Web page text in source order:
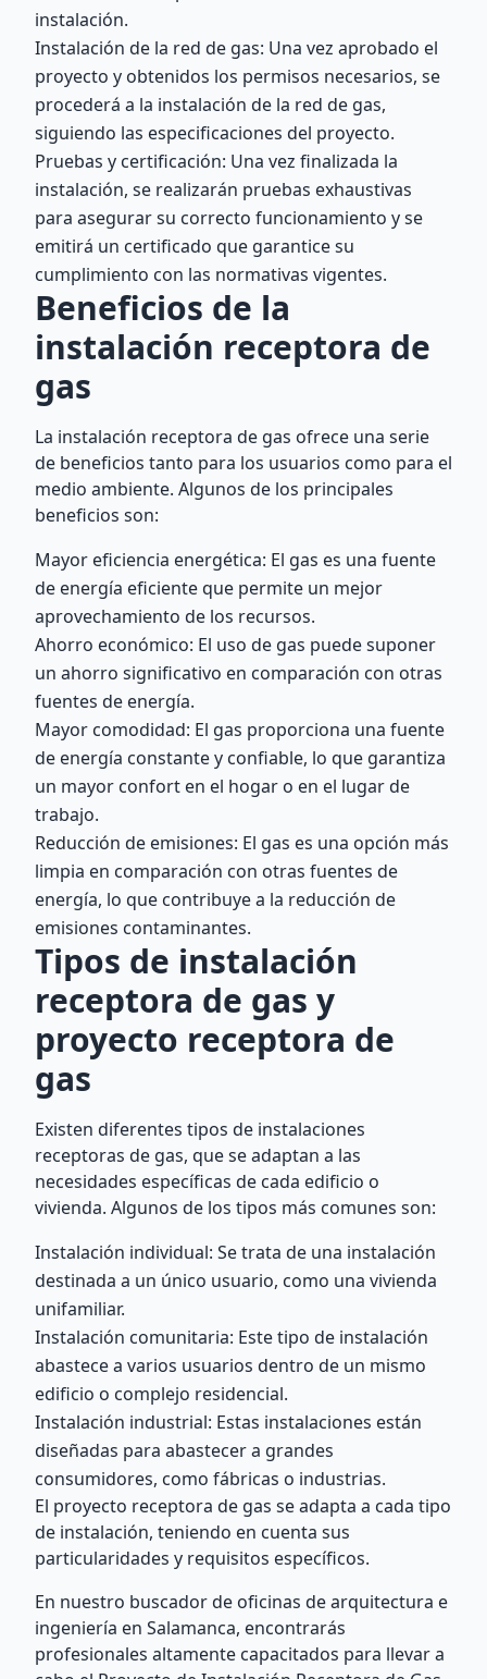
instalación.
Instalación de la red de gas: Una vez aprobado el
proyecto y obtenidos los permisos necesarios, se
procederá a la instalación de la red de gas,
siguiendo las especificaciones del proyecto.
Pruebas y certificación: Una vez finalizada la
instalación, se realizarán pruebas exhaustivas
para asegurar su correcto funcionamiento y se
emitirá un certificado que garantice su
cumplimiento con las normativas vigentes.
Beneficios de la
instalación receptora de
gas
La instalación receptora de gas ofrece una serie
de beneficios tanto para los usuarios como para el
medio ambiente. Algunos de los principales
beneficios son:
Mayor eficiencia energética: El gas es una fuente
de energía eficiente que permite un mejor
aprovechamiento de los recursos.
Ahorro económico: El uso de gas puede suponer
un ahorro significativo en comparación con otras
fuentes de energía.
Mayor comodidad: El gas proporciona una fuente
de energía constante y confiable, lo que garantiza
un mayor confort en el hogar o en el lugar de
trabajo.
Reducción de emisiones: El gas es una opción más
limpia en comparación con otras fuentes de
energía, lo que contribuye a la reducción de
emisiones contaminantes.
Tipos de instalación
receptora de gas y
proyecto receptora de
gas
Existen diferentes tipos de instalaciones
receptoras de gas, que se adaptan a las
necesidades específicas de cada edificio o
vivienda. Algunos de los tipos más comunes son:
Instalación individual: Se trata de una instalación
destinada a un único usuario, como una vivienda
unifamiliar.
Instalación comunitaria: Este tipo de instalación
abastece a varios usuarios dentro de un mismo
edificio o complejo residencial.
Instalación industrial: Estas instalaciones están
diseñadas para abastecer a grandes
consumidores, como fábricas o industrias.
El proyecto receptora de gas se adapta a cada tipo
de instalación, teniendo en cuenta sus
particularidades y requisitos específicos.
En nuestro buscador de oficinas de arquitectura e
ingeniería en Salamanca, encontrarás
profesionales altamente capacitados para llevar a